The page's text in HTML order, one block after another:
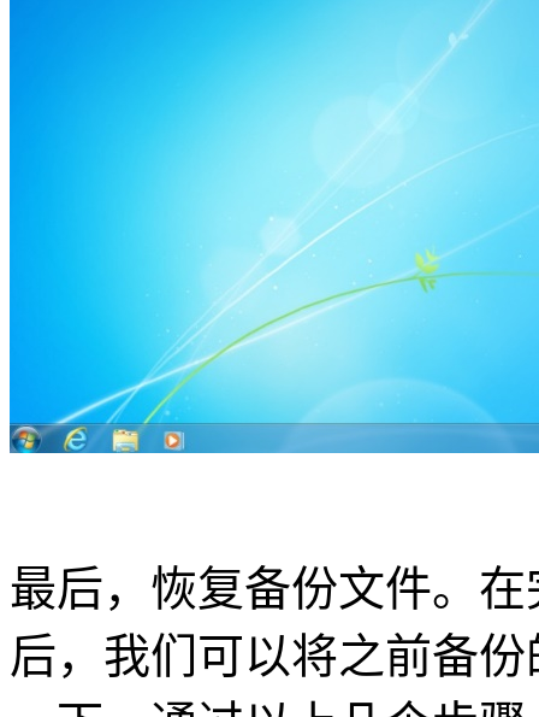
最后，恢复备份文件。
后，我们可以将之前备